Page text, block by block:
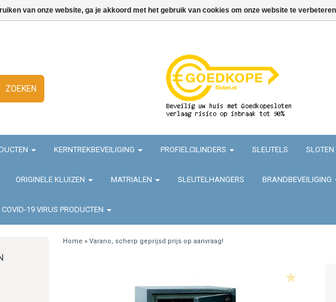
ZOEKEN
KERNTREKBEVEILIGING PROFIELCILINDERS SLEUTELS SLOTEN
ORIGINELE KLUIZEN MATRIALEN SLEUTELHANGERS BRANDBEVEILIGING
19 VIRUS PRODUCTEN
Home » Varano, scherp geprijsd prijs op aanvraag!
van onze website, ga je akkoord met het gebruik van cookies om onze website te